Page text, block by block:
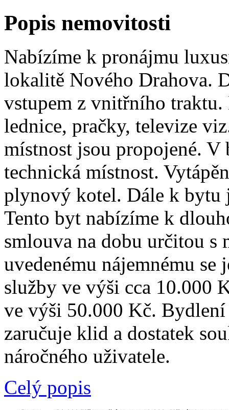
Popis nemovitosti
Nabízíme k pronájmu
lokalitě Nového Drahova.
vstupem z vnitřního
lednice, pračky, televize
místnost jsou propojené.
technická místnost.
plynový kotel. Dále k bytu
Tento byt nabízíme k
smlouva na dobu určitou
uvedenému nájemnému
služby ve výši cca 10.000
ve výši 50.000 Kč.
zaručuje klid a dostatek
náročného uživatele.
Celý popis